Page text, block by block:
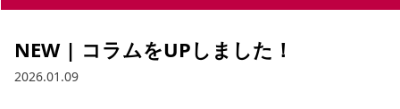
NEW | コラムをUPしました！
2026.01.09